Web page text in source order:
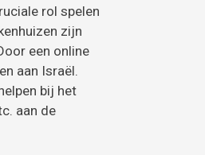
rol spelen
zijn
een online
aan Israël.
bij het
aan de